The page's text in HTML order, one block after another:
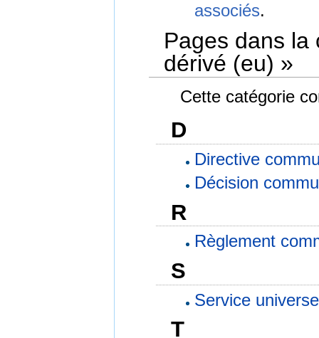
associés.
Pages dans la
dérivé (eu) »
Cette catégorie
D
Directive
Décision
R
Règlement
S
Service
T